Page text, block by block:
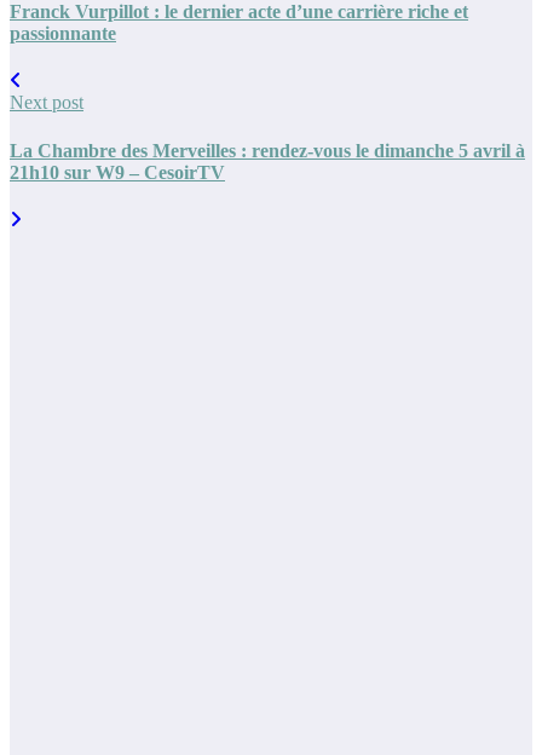
Franck Vurpillot : le dernier acte d’une carrière riche et
passionnante
Next post
La Chambre des Merveilles : rendez-vous le dimanche 5 avril à
21h10 sur W9 – CesoirTV